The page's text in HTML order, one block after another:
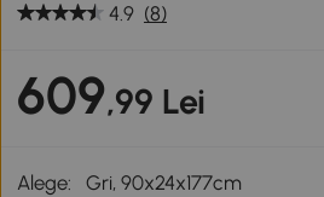
4.9 (8)
609,99 Lei
Alege: Gri, 90x24x177cm